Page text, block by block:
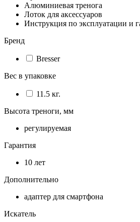
Алюминиевая тренога
Лоток для аксессуаров
Инструкция по эксплуатации и
Бренд
Bresser
Вес в упаковке
11.5 кг.
Высота треноги, мм
регулируемая
Гарантия
10 лет
Дополнительно
адаптер для смартфона
Искатель